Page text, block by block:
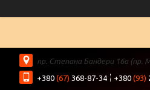
пр. Степана Бандери 16а (пр.
+380 (67) 368-87-34 +380 (93)